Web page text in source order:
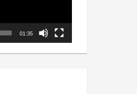
01:35